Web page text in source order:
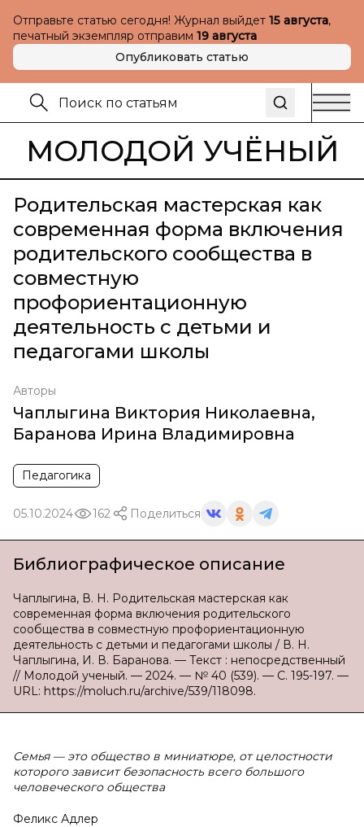
Отправьте статью сегодня! Журнал выйдет 15 августа,
печатный экземпляр отправим 19 августа
Опубликовать статью
МОЛОДОЙ УЧЁНЫЙ
Родительская мастерская как
современная форма включения
родительского сообщества в
совместную
профориентационную
деятельность с детьми и
педагогами школы
Авторы
Чаплыгина Виктория Николаевна,
Баранова Ирина Владимировна
Педагогика
05.10.2024 162 Поделиться
Библиографическое описание
Чаплыгина, В. Н. Родительская мастерская как
современная форма включения родительского
сообщества в совместную профориентационную
деятельность с детьми и педагогами школы / В. Н.
Чаплыгина, И. В. Баранова. — Текст : непосредственный
// Молодой ученый. — 2024. — № 40 (539). — С. 195-197. —
URL: https://moluch.ru/archive/539/118098.
Семья — это общество в миниатюре, от целостности
которого зависит безопасность всего большого
человеческого общества
Феликс Адлер